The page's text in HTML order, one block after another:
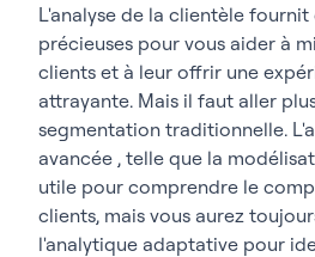
L'analyse de la clientèle
précieuses pour vous aider à
clients et à leur offrir une
attrayante. Mais il faut aller
segmentation traditionnelle.
avancée , telle que la
utile pour comprendre le
clients, mais vous aurez
l'analytique adaptative pour